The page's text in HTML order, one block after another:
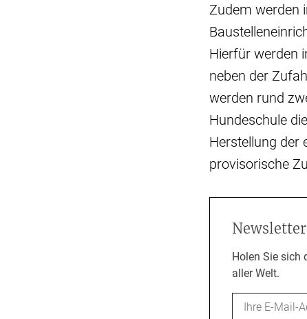
Zudem werden
Hierfür werden
neben der
werden rund
Hundeschule
Herstellung der
provisorische
Newsletter
Holen Sie sich
aller Welt.
Email